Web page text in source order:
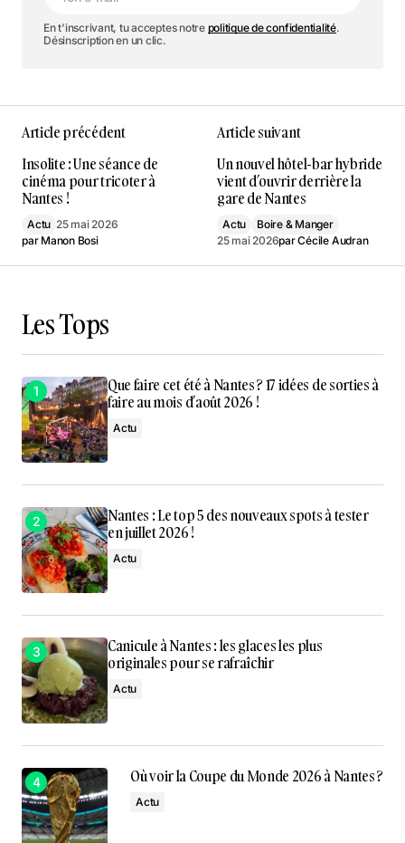
En t'inscrivant, tu acceptes notre politique de confidentialité.
Désinscription en un clic.
Article précédent
Insolite : Une séance de
cinéma pour tricoter à
Nantes !
Actu 25 mai 2026
par Manon Bosi
Article suivant
Un nouvel hôtel-bar hybride
vient d’ouvrir derrière la
gare de Nantes
Actu
Boire & Manger
25 mai 2026parCécile Audran
Les Tops
Que faire cet été à Nantes ? 17 idées de sorties à
faire au mois d’août 2026 !
Actu
Nantes : Le top 5 des nouveaux spots à tester
en juillet 2026 !
Actu
Canicule à Nantes : les glaces les plus
originales pour se rafraîchir
Actu
Où voir la Coupe du Monde 2026 à Nantes ?
Actu